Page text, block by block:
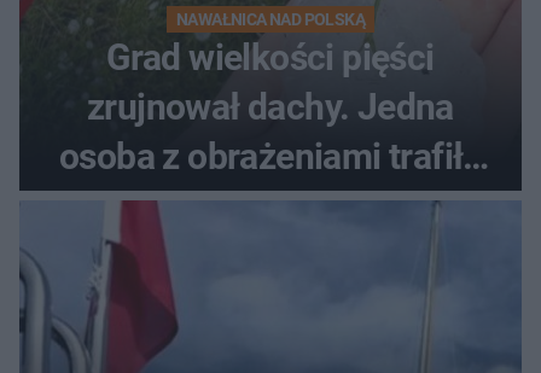
NAWAŁNICA NAD POLSKĄ
Grad wielkości pięści
zrujnował dachy. Jedna
osoba z obrażeniami trafiła
do szpitala